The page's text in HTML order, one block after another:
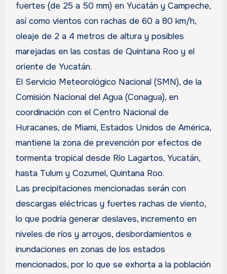
fuertes (de 25 a 50 mm) en Yucatán y Campeche,
así como vientos con rachas de 60 a 80 km/h,
oleaje de 2 a 4 metros de altura y posibles
marejadas en las costas de Quintana Roo y el
oriente de Yucatán.
El Servicio Meteorológico Nacional (SMN), de la
Comisión Nacional del Agua (Conagua), en
coordinación con el Centro Nacional de
Huracanes, de Miami, Estados Unidos de América,
mantiene la zona de prevención por efectos de
tormenta tropical desde Río Lagartos, Yucatán,
hasta Tulum y Cozumel, Quintana Roo.
Las precipitaciones mencionadas serán con
descargas eléctricas y fuertes rachas de viento,
lo que podría generar deslaves, incremento en
niveles de ríos y arroyos, desbordamientos e
inundaciones en zonas de los estados
mencionados, por lo que se exhorta a la población